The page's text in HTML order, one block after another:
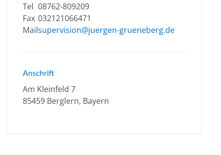
Tel 08762-809209
Fax 032121066471
Mailsupervision@juergen-grueneberg.de
Anschrift
Am Kleinfeld 7
85459 Berglern, Bayern